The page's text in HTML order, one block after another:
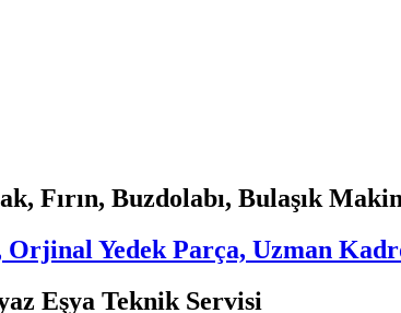
Fırın, Buzdolabı, Bulaşık
Orjinal Yedek Parça, Uzman
Eşya Teknik Servisi